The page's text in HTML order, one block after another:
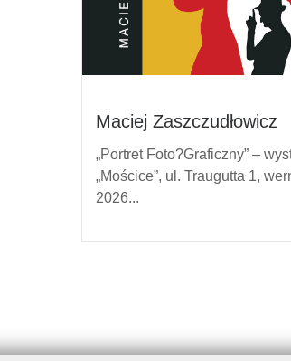
Maciej Zaszczudłowicz
„Portret Foto?Graficzny” –
„Mościce”, ul. Traugutta 1,
2026...